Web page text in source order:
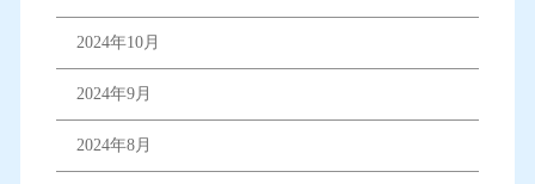
2024年10月
2024年9月
2024年8月